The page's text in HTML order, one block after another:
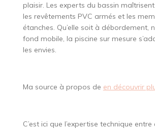
plaisir. Les experts du bassin
les revêtements PVC armés et les
étanches. Qu’elle soit à débordement,
fond mobile, la piscine sur mesure
les envies.
Ma source à propos de en découvrir
C’est ici que l’expertise technique entre